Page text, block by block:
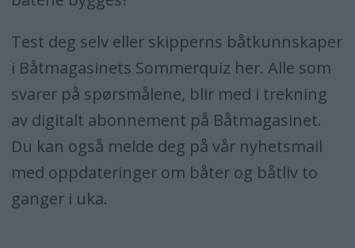
Test deg selv eller skipperns båtkunnskaper
i Båtmagasinets Sommerquiz her. Alle som
svarer på spørsmålene, blir med i trekning
av digitalt abonnement på Båtmagasinet.
Du kan også melde deg på vår nyhetsmail
med oppdateringer om båter og båtliv to
ganger i uka.